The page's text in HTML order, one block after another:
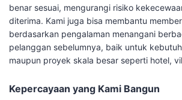
benar sesuai, mengurangi risiko
diterima. Kami juga bisa membantu
berdasarkan pengalaman menangani
pelanggan sebelumnya, baik untuk
maupun proyek skala besar seperti hotel,
Kepercayaan yang Kami Bangun